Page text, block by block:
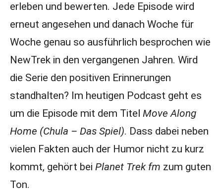
erleben und bewerten. Jede Episode wird
erneut angesehen und danach Woche für
Woche genau so ausführlich besprochen wie
NewTrek in den vergangenen Jahren. Wird
die Serie den positiven Erinnerungen
standhalten? Im heutigen Podcast geht es
um die Episode mit dem Titel Move Along
Home (Chula – Das Spiel). Dass dabei neben
vielen Fakten auch der Humor nicht zu kurz
kommt, gehört bei Planet Trek fm zum guten
Ton.